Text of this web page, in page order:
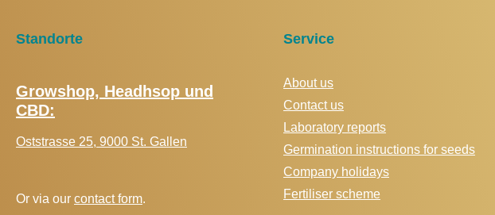
Standorte
Growshop, Headhsop und
CBD:
Oststrasse 25, 9000 St. Gallen
Or via our contact form.
Service
About us
Contact us
Laboratory reports
Germination instructions for seeds
Company holidays
Fertiliser scheme